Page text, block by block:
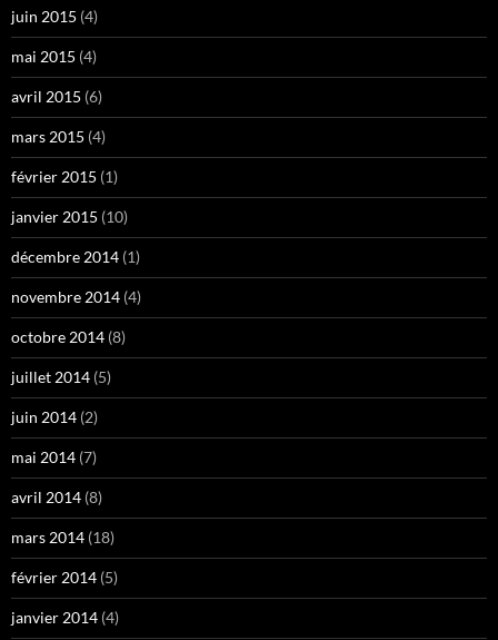
juin 2015 (4)
mai 2015 (4)
avril 2015 (6)
mars 2015 (4)
février 2015 (1)
janvier 2015 (10)
décembre 2014 (1)
novembre 2014 (4)
octobre 2014 (8)
juillet 2014 (5)
juin 2014 (2)
mai 2014 (7)
avril 2014 (8)
mars 2014 (18)
février 2014 (5)
janvier 2014 (4)